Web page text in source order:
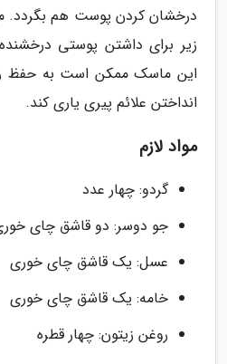
درخشان کردن پوست هم بگردد.
زیر برای داشتن پوستی
این ماسک ممکن است به حفظ
انداختن علائم پیری یاری کند.
مواد لازم
گردو: چهار عدد
جو دوسر: دو قاشق چای
عسل: یک قاشق چای خوری
خامه: یک قاشق چای خوری
روغن زیتون: چهار قطره